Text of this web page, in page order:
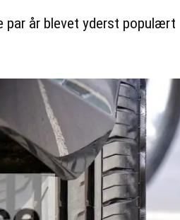
par år blevet yderst populært